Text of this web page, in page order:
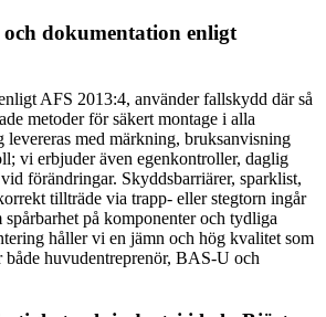
dokumentation enligt
AFS 2013:4, använder fallskydd där så
metoder för säkert montage i alla
levereras med märkning, bruksanvisning
vi erbjuder även egenkontroller, daglig
förändringar. Skyddsbarriärer, sparklist,
tillträde via trapp- eller stegtorn ingår
spårbarhet på komponenter och tydliga
håller vi en jämn och hög kvalitet som
huvudentreprenör, BAS-U och